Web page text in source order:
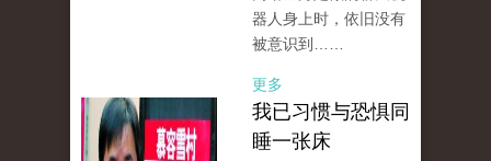
器人身上时，依旧没有
被意识到……
更多
我已习惯与恐惧同
睡一张床